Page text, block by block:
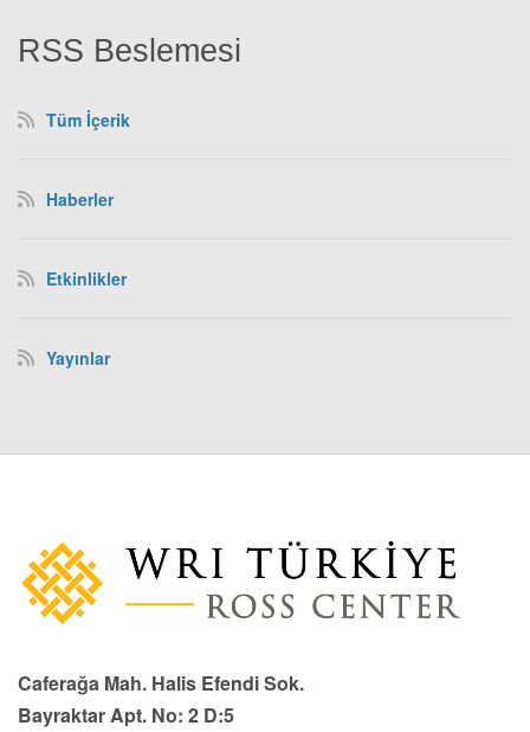
RSS Beslemesi
Tüm İçerik
Haberler
Etkinlikler
Yayınlar
Caferağa Mah. Halis Efendi Sok.
Bayraktar Apt. No: 2 D:5